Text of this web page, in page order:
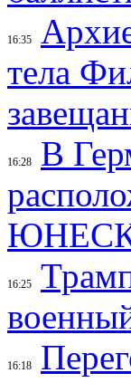
16:35
тела
16:28
В
16:25
16:18